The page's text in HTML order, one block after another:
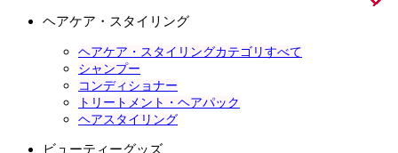
ヘアケア・スタイリング
ヘアケア・スタイリングカテゴリすべて
シャンプー
コンディショナー
トリートメント・ヘアパック
ヘアスタイリング
ビューティーグッズ